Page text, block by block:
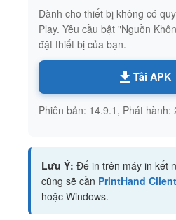
Dành cho thiết bị không có
Play. Yêu cầu bật "Nguồn
đặt thiết bị của bạn.
Tải APK
Phiên bản: 14.9.1, Phát hành:
Lưu Ý: Để in trên máy in kết
cũng sẽ cần PrintHand Client
hoặc Windows.